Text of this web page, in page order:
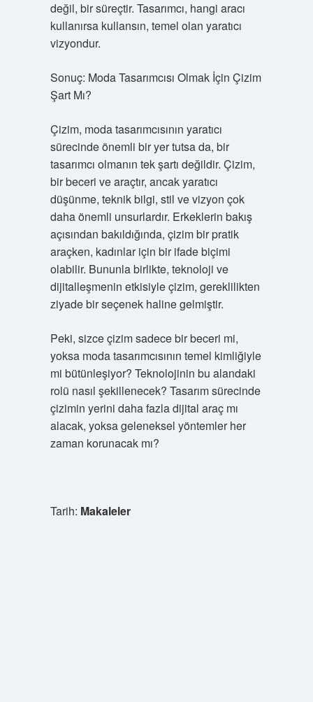
değil, bir süreçtir. Tasarımcı, hangi aracı
kullanırsa kullansın, temel olan yaratıcı
vizyondur.
Sonuç: Moda Tasarımcısı Olmak İçin Çizim
Şart Mı?
Çizim, moda tasarımcısının yaratıcı
sürecinde önemli bir yer tutsa da, bir
tasarımcı olmanın tek şartı değildir. Çizim,
bir beceri ve araçtır, ancak yaratıcı
düşünme, teknik bilgi, stil ve vizyon çok
daha önemli unsurlardır. Erkeklerin bakış
açısından bakıldığında, çizim bir pratik
araçken, kadınlar için bir ifade biçimi
olabilir. Bununla birlikte, teknoloji ve
dijitalleşmenin etkisiyle çizim, gereklilikten
ziyade bir seçenek haline gelmiştir.
Peki, sizce çizim sadece bir beceri mi,
yoksa moda tasarımcısının temel kimliğiyle
mi bütünleşiyor? Teknolojinin bu alandaki
rolü nasıl şekillenecek? Tasarım sürecinde
çizimin yerini daha fazla dijital araç mı
alacak, yoksa geleneksel yöntemler her
zaman korunacak mı?
Tarih: Makaleler